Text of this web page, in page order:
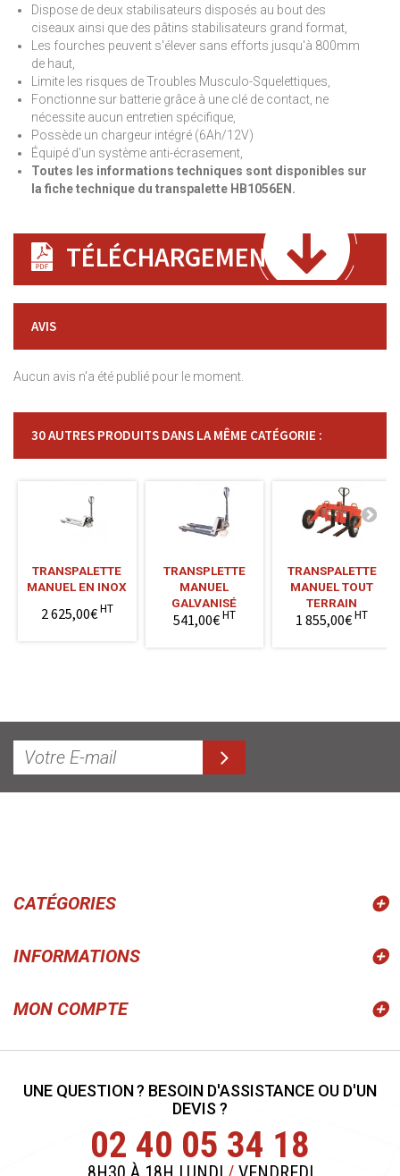
Dispose de deux stabilisateurs disposés au bout des
ciseaux ainsi que des pâtins stabilisateurs grand format,
Les fourches peuvent s'élever sans efforts jusqu'à 800mm
de haut,
Limite les risques de Troubles Musculo-Squelettiques,
Fonctionne sur batterie grâce à une clé de contact, ne
nécessite aucun entretien spécifique,
Possède un chargeur intégré (6Ah/12V)
Équipé d'un système anti-écrasement,
Toutes les informations techniques sont disponibles sur
la fiche technique du transpalette HB1056EN.
TÉLÉCHARGEMENT
AVIS
Aucun avis n'a été publié pour le moment.
30 AUTRES PRODUITS DANS LA MÊME CATÉGORIE :
TRANSPALETTE
MANUEL EN INOX
2 625,00€HT
TRANSPLETTE
MANUEL
GALVANISÉ
541,00€HT
TRANSPALETTE
MANUEL TOUT
TERRAIN
1 855,00€HT
CATÉGORIES
INFORMATIONS
MON COMPTE
UNE QUESTION ? BESOIN D'ASSISTANCE OU D'UN
DEVIS ?
02 40 05 34 18